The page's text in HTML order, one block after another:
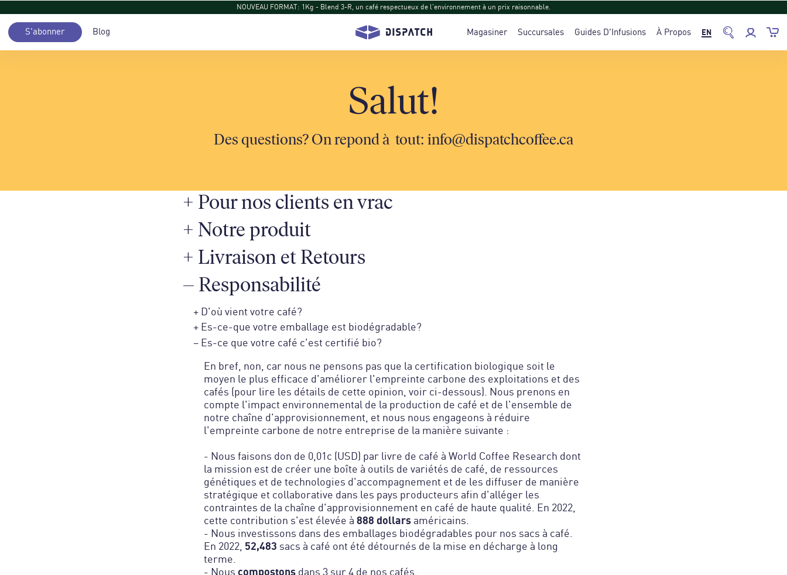
NOUVEAU FORMAT: 1Kg - Blend 3-R, un café respectueux de l'environnement à un prix raisonnable.
S'abonner Blog Magasiner Succursales Guides D'Infusions À Propos EN
Salut!
Des questions? On repond à tout: info@dispatchcoffee.ca
+ Pour nos clients en vrac
+ Notre produit
+ Livraison et Retours
– Responsabilité
+ D'où vient votre café?
+ Es-ce-que votre emballage est biodégradable?
– Es-ce que votre café c'est certifié bio?
En bref, non, car nous ne pensons pas que la certification biologique soit le
moyen le plus efficace d'améliorer l'empreinte carbone des exploitations et des
cafés (pour lire les détails de cette opinion, voir ci-dessous). Nous prenons en
compte l'impact environnemental de la production de café et de l'ensemble de
notre chaîne d'approvisionnement, et nous nous engageons à réduire
l'empreinte carbone de notre entreprise de la manière suivante :
- Nous faisons don de 0,01c (USD) par livre de café à World Coffee Research dont
la mission est de créer une boîte à outils de variétés de café, de ressources
génétiques et de technologies d'accompagnement et de les diffuser de manière
stratégique et collaborative dans les pays producteurs afin d'alléger les
contraintes de la chaîne d'approvisionnement en café de haute qualité. En 2022,
cette contribution s'est élevée à 888 dollars américains.
- Nous investissons dans des emballages biodégradables pour nos sacs à café.
En 2022, 52,483 sacs à café ont été détournés de la mise en décharge à long
terme.
- Nous compostons dans 3 sur 4 de nos cafés.